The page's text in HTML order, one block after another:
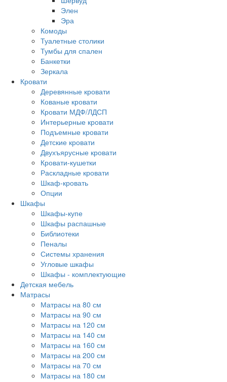
Элен
Эра
Комоды
Туалетные столики
Тумбы для спален
Банкетки
Зеркала
Кровати
Деревянные кровати
Кованые кровати
Кровати МДФ/ЛДСП
Интерьерные кровати
Подъемные кровати
Детские кровати
Двухъярусные кровати
Кровати-кушетки
Раскладные кровати
Шкаф-кровать
Опции
Шкафы
Шкафы-купе
Шкафы распашные
Библиотеки
Пеналы
Системы хранения
Угловые шкафы
Шкафы - комплектующие
Детская мебель
Матрасы
Матрасы на 80 см
Матрасы на 90 см
Матрасы на 120 см
Матрасы на 140 см
Матрасы на 160 см
Матрасы на 200 см
Матрасы на 70 см
Матрасы на 180 см